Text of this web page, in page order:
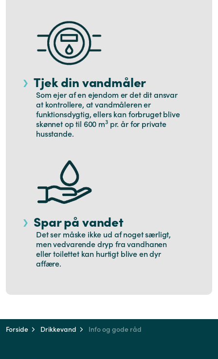
Tjek din vandmåler
Som ejer af en ejendom er det dit ansvar
at kontrollere, at vandmåleren er
funktionsdygtig, ellers kan forbruget blive
skønnet op til 600 m3pr. år for private
husstande.
Spar på vandet
Det ser måske ikke ud af noget særligt,
men vedvarende dryp fra vandhanen
eller toilettet kan hurtigt blive en dyr
affære.
Forside Drikkevand Info og gode råd